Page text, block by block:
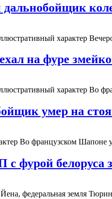
характер
на фуре
характер Во
умер на
Во французском
фурой белоруса
федеральная земля